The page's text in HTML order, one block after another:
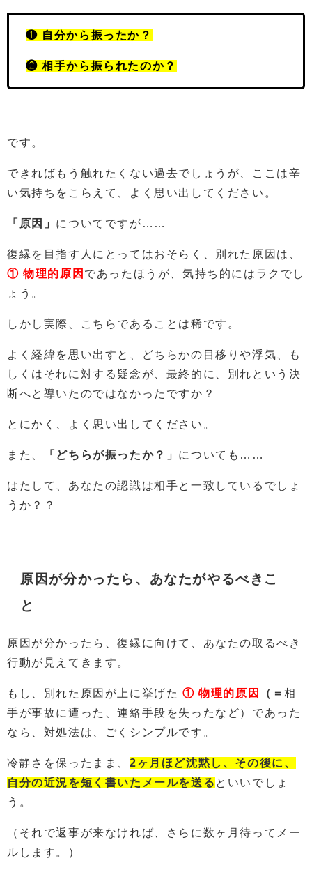
❶ 自分から振ったか？
❷ 相手から振られたのか？
です。
できればもう触れたくない過去でしょうが、ここは辛
い気持ちをこらえて、よく思い出してください。
「原因」 についてですが……
復縁を目指す人にとってはおそらく、別れた原因は、
① 物理的原因 であったほうが、気持ち的にはラクでし
ょう。
しかし実際、こちらであることは稀です。
よく経緯を思い出すと、どちらかの目移りや浮気、も
しくはそれに対する疑念が、最終的に、別れという決
断へと導いたのではなかったですか？
とにかく、よく思い出してください。
また、 「どちらが振ったか？」 についても……
はたして、あなたの認識は相手と一致しているでしょ
うか？？
原因が分かったら、あなたがやるべきこ
と
原因が分かったら、復縁に向けて、あなたの取るべき
行動が見えてきます。
もし、別れた原因が上に挙げた① 物理的原因 （＝相
手が事故に遭った、連絡手段を失ったなど）であった
なら、対処法は、ごくシンプルです。
冷静さを保ったまま、 2ヶ月ほど沈黙し、その後に、
自分の近況を短く書いたメールを送る といいでしょ
う。
（それで返事が来なければ、さらに数ヶ月待ってメー
ルします。）